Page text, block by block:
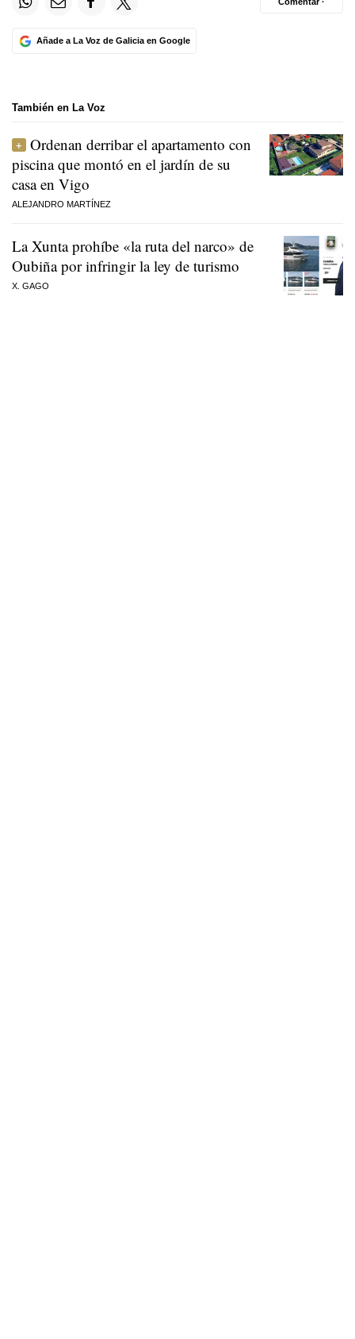
Añade a La Voz de Galicia en Google
Comentar ·
También en La Voz
Ordenan derribar el apartamento con
piscina que montó en el jardín de su
casa en Vigo
ALEJANDRO MARTÍNEZ
La Xunta prohíbe «la ruta del narco» de
Oubiña por infringir la ley de turismo
X. GAGO